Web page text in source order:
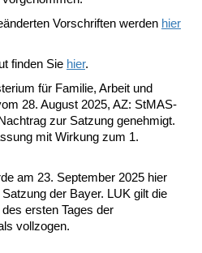
Vorschriften werden hier
finden Sie hier.
für Familie, Arbeit und
28. August 2025, AZ: StMAS-
zur Satzung genehmigt.
mit Wirkung zum 1.
am 23. September 2025 hier
der Bayer. LUK gilt die
ersten Tages der
vollzogen.